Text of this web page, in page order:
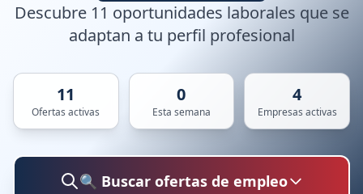
Descubre 11 oportunidades laborales que se
adaptan a tu perfil profesional
11
Ofertas activas
0
Esta semana
4
Empresas activas
🔍 Buscar ofertas de empleo